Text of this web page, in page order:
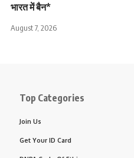
भारत में बैन*
August 7, 2026
Top Categories
Join Us
Get Your ID Card